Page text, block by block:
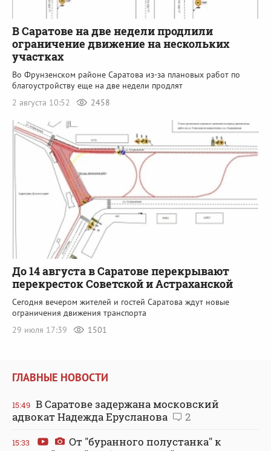
В Саратове на две недели продлили
ограничение движение на нескольких
участках
Во Фрунзенском районе Саратова из-за плановых работ по
благоустройству еще на две недели продлят
2 августа 10:52
2458
До 14 августа в Саратове перекрывают
перекресток Советской и Астраханской
Сегодня вечером жителей и гостей Саратова ждут новые
ограничения движения транспорта
29 июля 17:39
1501
ГЛАВНЫЕ НОВОСТИ
15:49 В Саратове задержана московский
адвокат Надежда Ерусланова
2
15:33
От "буранного полустанка" к